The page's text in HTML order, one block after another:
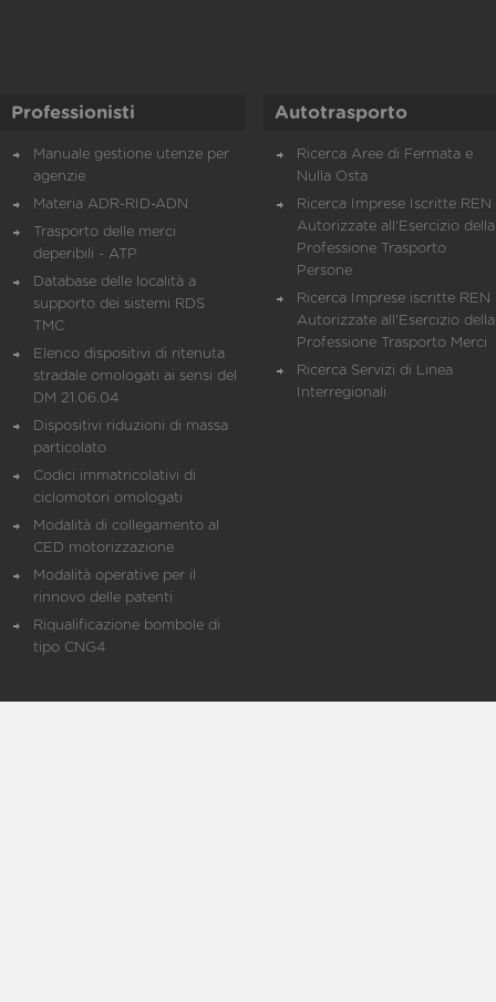
Professionisti
Manuale gestione utenze per
agenzie
Materia ADR-RID-ADN
Trasporto delle merci
deperibili - ATP
Database delle località a
supporto dei sistemi RDS
TMC
Elenco dispositivi di ritenuta
stradale omologati ai sensi del
DM 21.06.04
Dispositivi riduzioni di massa
particolato
Codici immatricolativi di
ciclomotori omologati
Modalità di collegamento al
CED motorizzazione
Modalità operative per il
rinnovo delle patenti
Riqualificazione bombole di
tipo CNG4
Autotrasporto
Ricerca Aree di Fermata e
Nulla Osta
Ricerca Imprese Iscritte REN
Autorizzate all'Esercizio della
Professione Trasporto
Persone
Ricerca Imprese iscritte REN
Autorizzate all'Esercizio della
Professione Trasporto Merci
Ricerca Servizi di Linea
Interregionali